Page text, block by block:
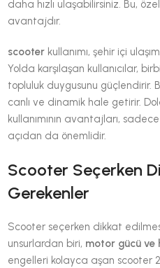
daha hızlı ulaşabilirsiniz. Bu,
avantajdır.
scooter kullanımı, şehir içi
Yolda karşılaşan kullanıcılar,
topluluk duygusunu güçlendirir.
canlı ve dinamik hale getirir.
kullanımının avantajları,
açıdan da önemlidir.
Scooter Seçerken
Gerekenler
Scooter seçerken dikkat
unsurlardan biri, motor gücü ve
engelleri kolayca aşan scooter